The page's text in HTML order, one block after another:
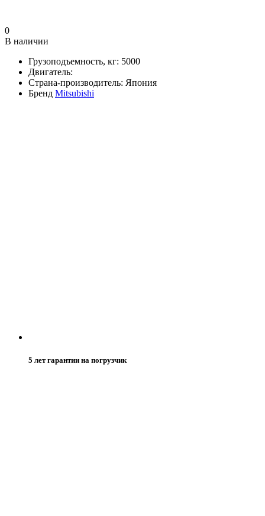
0
В наличии
Грузоподъемность, кг: 5000
Двигатель:
Страна-производитель: Япония
Бренд Mitsubishi
5 лет гарантии на погрузчик